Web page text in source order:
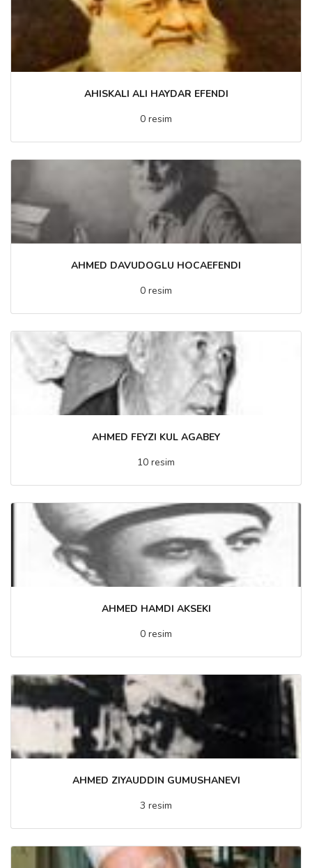
AHISKALI ALI HAYDAR EFENDI
0 resim
AHMED DAVUDOGLU HOCAEFENDI
0 resim
AHMED FEYZI KUL AGABEY
10 resim
AHMED HAMDI AKSEKI
0 resim
AHMED ZIYAUDDIN GUMUSHANEVI
3 resim